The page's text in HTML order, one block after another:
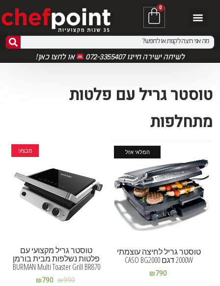
0
לשיחה ישירה חייגו 072-3355407 אולחצו כאן!
טוסטר גריל עם פלטות
מתחלפות
מבצע!
טוסטר גריל מקצועי עם
פלטות נשלפות מבית בורמן
BURMAN Multi Toaster Grill BR870
₪990
₪790
המלאי אזל
טוסטר גריל לחיצה עוצמתי
2000W דגם CASO BG2000
₪790